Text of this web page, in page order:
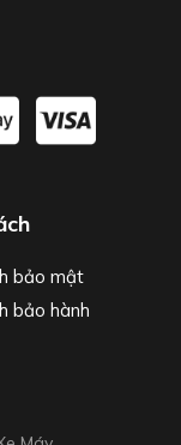
bảo mật
bảo hành